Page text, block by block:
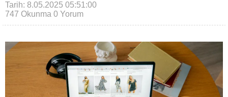
Tarih: 8.05.2025 05:51:00
747 Okunma 0 Yorum